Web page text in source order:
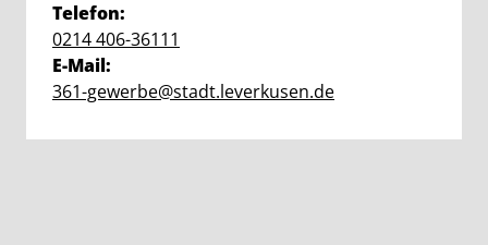
Telefon:
0214 406-36111
E-Mail:
361-gewerbe@stadt.leverkusen.de